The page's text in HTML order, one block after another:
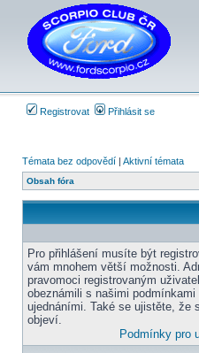
Registrovat Přihlásit se
Témata bez odpovědí | Aktivní témata
Obsah fóra
Pro přihlášení musíte být
vám mnohem větší možnosti.
pravomoci registrovaným
obeznámili s našimi
ujednáními. Také se ujistěte, že
objeví.
Podmínky pro